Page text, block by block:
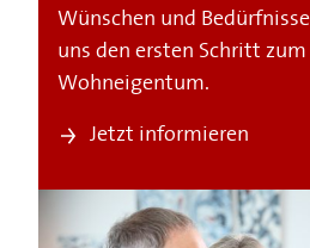
Wünschen und
uns den ersten Schritt
Wohneigentum.
Jetzt informieren